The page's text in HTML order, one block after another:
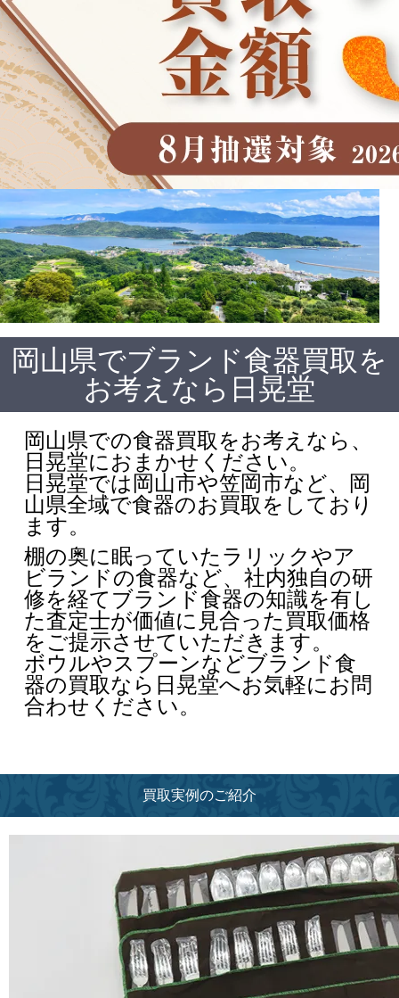
岡山県でブランド食器買取を
お考えなら日晃堂
岡山県での食器買取をお考えなら、
日晃堂におまかせください。
日晃堂では岡山市や笠岡市など、岡
山県全域で食器のお買取をしており
ます。
棚の奥に眠っていたラリックやア
ビランドの食器など、社内独自の研
修を経てブランド食器の知識を有し
た査定士が価値に見合った買取価格
をご提示させていただきます。
ボウルやスプーンなどブランド食
器の買取なら日晃堂へお気軽にお問
合わせください。
買取実例のご紹介